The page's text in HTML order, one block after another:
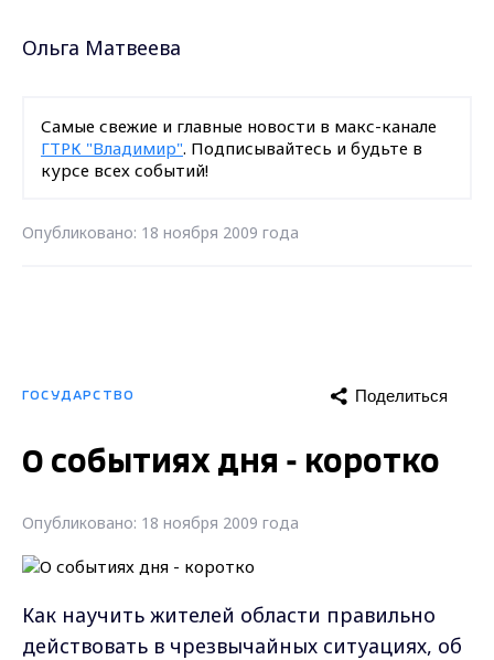
Ольга Матвеева
Самые свежие и главные новости в макс-канале
ГТРК "Владимир". Подписывайтесь и будьте в
курсе всех событий!
Опубликовано: 18 ноября 2009 года
ГОСУДАРСТВО Поделиться
О событиях дня - коротко
Опубликовано: 18 ноября 2009 года
Как научить жителей области правильно
действовать в чрезвычайных ситуациях, об